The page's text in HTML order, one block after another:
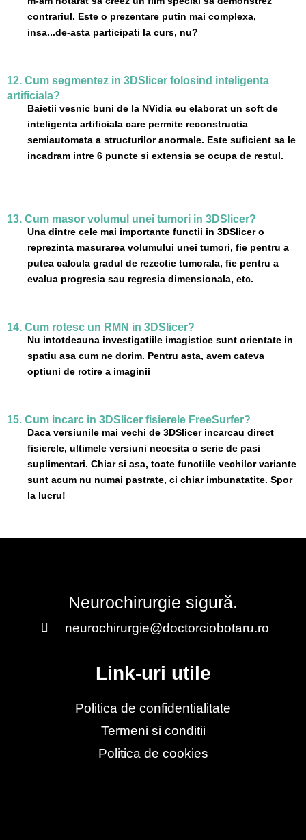
contrariul. Este o prezentare putin mai complexa,
insa...de-asta participati la curs, nu?
12. Cum segmentez in 3DSlicer folosind inteligenta
artificiala?
Baietii vesnic buni de la NVidia eu elaborat un soft de
inteligenta artificiala care permite reconstructia
semiautomata a structurilor anormale. Este suficient sa le
incadram intre 6 puncte si extensia se ocupa de restul.
13. Cum masor volumul unei tumori in 3DSlicer?
Una dintre cele mai importante functii in 3DSlicer o
reprezinta masurarea volumului unei tumori, fie pentru a
putea calcula gradul de rezectie tumorala, fie pentru a
evalua progresia sau regresia dimensionala, etc.
14. Cum rotesc un RMN in 3DSlicer?
Nu intotdeauna investigatiile imagistice sunt orientate in
spatiu asa cum ne dorim. Pentru asta, avem cateva
optiuni de rotire a imaginii
15. Cum incarc in 3DSlicer fisierele FreeSurfer?
Daca versiunile mai vechi de 3DSlicer incarcau direct
fisierele, ultimele versiuni necesita o serie de pasi
suplimentari. Chiar si asa, toate functiile vechilor variante
sunt acum nu numai pastrate, ci chiar imbunatatite. Spor
la lucru!
Neurochirurgie sigură.
neurochirurgie@doctorciobotaru.ro
Link-uri utile
Politica de confidentialitate
Termeni si conditii
Politica de cookies